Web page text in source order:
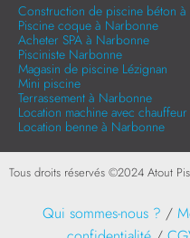
Construction de piscine béton
Piscine coque à Narbonne
Acheter SPA à Narbonne
Pisciniste Narbonne
Magasin de piscine Lézignan
Mini piscine
Terrassement à Narbonne
Location machine avec chauffeur
Location benne à Narbonne
Tous droits réservés ©2024 Atout
Qui sommes-nous ? /